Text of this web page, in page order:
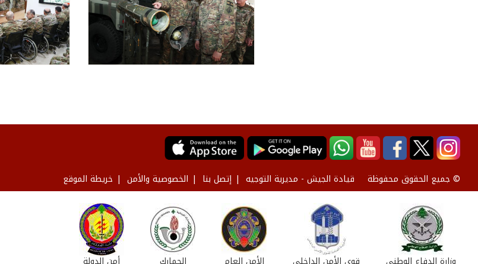
© جميع الحقوق محفوظة قيادة الجيش - مديرية التوجيه إتصل بنا الخصوصية والأمن خريطة الموقع